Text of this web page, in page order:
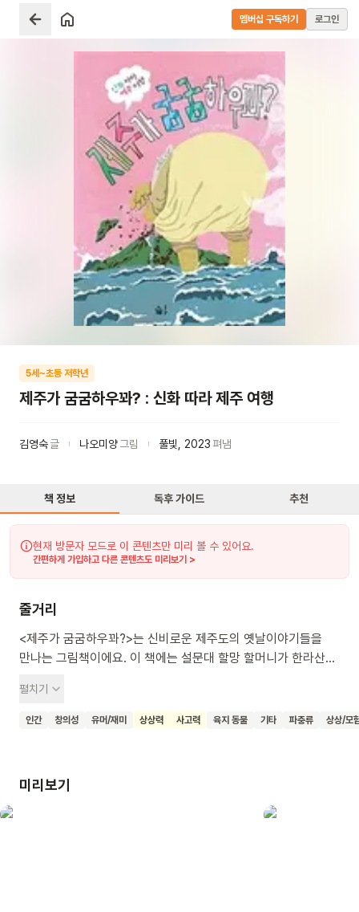
멤버십 구독하기 로그인
5세~초등 저학년
제주가 굼굼하우꽈? : 신화 따라 제주 여행
김영숙글 나오미양그림 풀빛 2023펴냄
책 정보 독후 가이드 추천
현재 방문자 모드로 이 콘텐츠만 미리 볼 수 있어요.
간편하게 가입하고 다른 콘텐츠도 미리보기 >
줄거리
<제주가 굼굼하우꽈?>는 신비로운 제주도의 옛날이야기들을
만나는 그림책이에요. 이 책에는 설문대 할망 할머니가 한라산
재미있는 이야기들이 담겨 있어요. 아이들은 제주에 숨겨진
흥미로운 신화들을 들으며 상상력을 키우고 우리 고장의 문화와
펼치기
인간 창의성 유머/재미 상상력 사고력 육지 동물 기타 파충류 상상/모
미리보기